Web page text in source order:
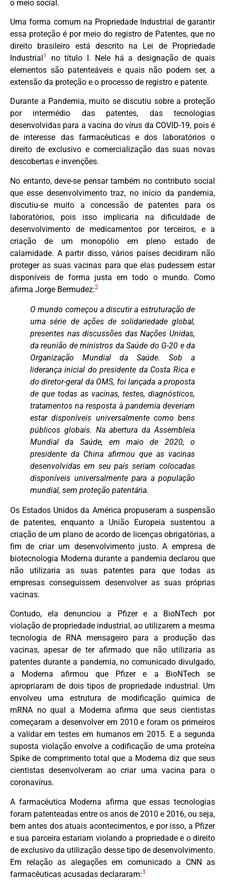
o meio social.
Uma forma comum na Propriedade Industrial de garantir
essa proteção é por meio do registro de Patentes, que no
direito brasileiro está descrito na Lei de Propriedade
Industrial1
no título I. Nele há a designação de quais
elementos são patenteáveis e quais não podem ser, a
extensão da proteção e o processo de registro e patente.
Durante a Pandemia, muito se discutiu sobre a proteção
por intermédio das patentes, das tecnologias
desenvolvidas para a vacina do vírus da COVID-19, pois é
de interesse das farmacêuticas e dos laboratórios o
direito de exclusivo e comercialização das suas novas
descobertas e invenções.
No entanto, deve-se pensar também no contributo social
que esse desenvolvimento traz, no início da pandemia,
discutiu-se muito a concessão de patentes para os
laboratórios, pois isso implicaria na dificuldade de
desenvolvimento de medicamentos por terceiros, e a
criação de um monopólio em pleno estado de
calamidade. A partir disso, vários países decidiram não
proteger as suas vacinas para que elas pudessem estar
disponíveis de forma justa em todo o mundo. Como
afirma Jorge Bermudez:2
O mundo começou a discutir a estruturação de
uma série de ações de solidariedade global,
presentes nas discussões das Nações Unidas,
da reunião de ministros da Saúde do G-20 e da
Organização Mundial da Saúde. Sob a
liderança inicial do presidente da Costa Rica e
do diretor-geral da OMS, foi lançada a proposta
de que todas as vacinas, testes, diagnósticos,
tratamentos na resposta à pandemia deveriam
estar disponíveis universalmente como bens
públicos globais. Na abertura da Assembleia
Mundial da Saúde, em maio de 2020, o
presidente da China afirmou que as vacinas
desenvolvidas em seu país seriam colocadas
disponíveis universalmente para a população
mundial, sem proteção patentária.
Os Estados Unidos da América propuseram a suspensão
de patentes, enquanto a União Europeia sustentou a
criação de um plano de acordo de licenças obrigatórias, a
fim de criar um desenvolvimento justo. A empresa de
biotecnologia Moderna durante a pandemia declarou que
não utilizaria as suas patentes para que todas as
empresas conseguissem desenvolver as suas próprias
vacinas.
Contudo, ela denunciou a Pfizer e a BioNTech por
violação de propriedade industrial, ao utilizarem a mesma
tecnologia de RNA mensageiro para a produção das
vacinas, apesar de ter afirmado que não utilizaria as
patentes durante a pandemia, no comunicado divulgado,
a Moderna afirmou que Pfizer e a BioNTech se
apropriaram de dois tipos de propriedade industrial. Um
envolveu uma estrutura de modificação química de
mRNA no qual a Moderna afirma que seus cientistas
começaram a desenvolver em 2010 e foram os primeiros
a validar em testes em humanos em 2015. E a segunda
suposta violação envolve a codificação de uma proteína
Spike de comprimento total que a Moderna diz que seus
cientistas desenvolveram ao criar uma vacina para o
coronavírus.
A farmacêutica Moderna afirma que essas tecnologias
foram patenteadas entre os anos de 2010 e 2016, ou seja,
bem antes dos atuais acontecimentos, e por isso, a Pfizer
e sua parceira estariam violando a propriedade e o direito
de exclusivo da utilização desse tipo de desenvolvimento.
Em relação as alegações em comunicado a CNN as
farmacêuticas acusadas declararam:3